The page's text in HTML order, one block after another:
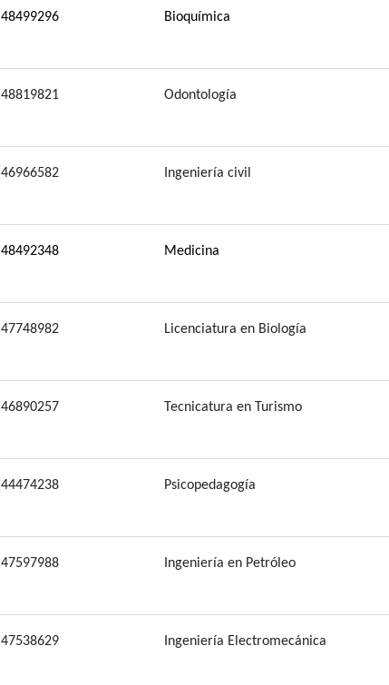
48499296 Bioquímica
48819821 Odontología
46966582 Ingeniería civil
48492348 Medicina
47748982 Licenciatura en Biología
46890257 Tecnicatura en Turismo
44474238 Psicopedagogía
47597988 Ingeniería en Petróleo
47538629 Ingeniería Electromecánica